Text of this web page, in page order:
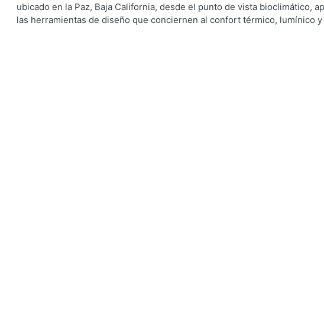
ubicado en la Paz, Baja California, desde el punto de vista bioclimático,
las herramientas de diseño que conciernen al confort térmico, lumínico y